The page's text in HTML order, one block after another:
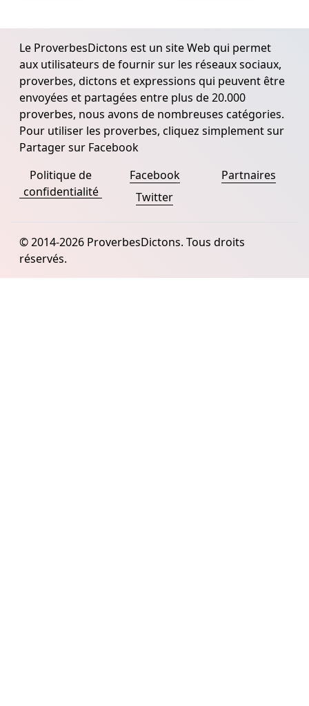
Le ProverbesDictons est un site Web qui permet
aux utilisateurs de fournir sur les réseaux sociaux,
proverbes, dictons et expressions qui peuvent être
envoyées et partagées entre plus de 20.000
proverbes, nous avons de nombreuses catégories.
Pour utiliser les proverbes, cliquez simplement sur
Partager sur Facebook
Politique de
confidentialité
Facebook
Twitter
Partnaires
© 2014-2026 ProverbesDictons. Tous droits
réservés.